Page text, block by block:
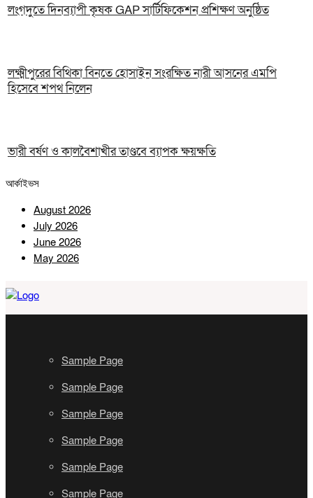
লংগদুতে দিনব্যাপী কৃষক GAP সার্টিফিকেশন প্রশিক্ষণ অনুষ্ঠিত
লক্ষ্মীপুরের বিথিকা বিনতে হোসাইন সংরক্ষিত নারী আসনের এমপি
হিসেবে শপথ নিলেন
ভারী বর্ষণ ও কালবৈশাখীর তাণ্ডবে ব্যাপক ক্ষয়ক্ষতি
আর্কাইভস
August 2026
July 2026
June 2026
May 2026
Sample Page
Sample Page
Sample Page
Sample Page
Sample Page
Sample Page